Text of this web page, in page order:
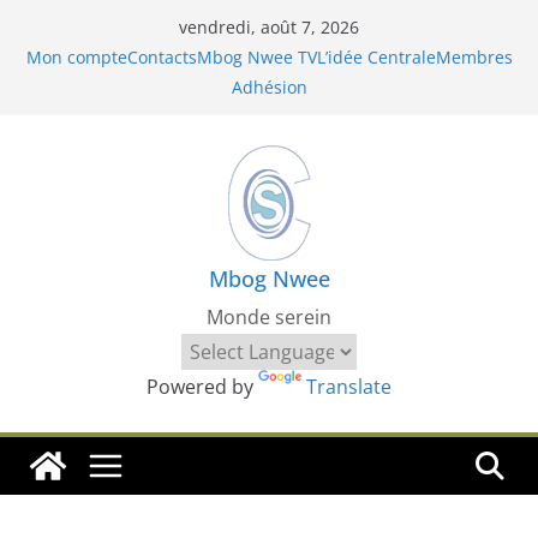
vendredi, août 7, 2026
Mon compteContactsMbog Nwee TVL’idée CentraleMembres
Adhésion
Mbog Nwee
Monde serein
Powered by Translate